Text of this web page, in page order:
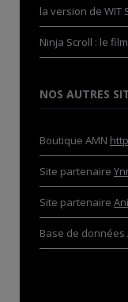
la version de WIT
Ninja Scroll : le
NOS AUTRES
Boutique AMN
Site partenaire
Site partenaire
Base de données